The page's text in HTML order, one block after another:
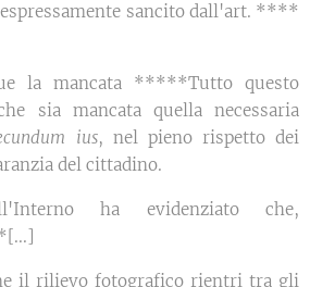
espressamente sancito dall'art. ****
la mancata *****Tutto questo
sia mancata quella necessaria
ius, nel pieno rispetto dei
del cittadino.
ha evidenziato che,
il rilievo fotografico rientri tra gli